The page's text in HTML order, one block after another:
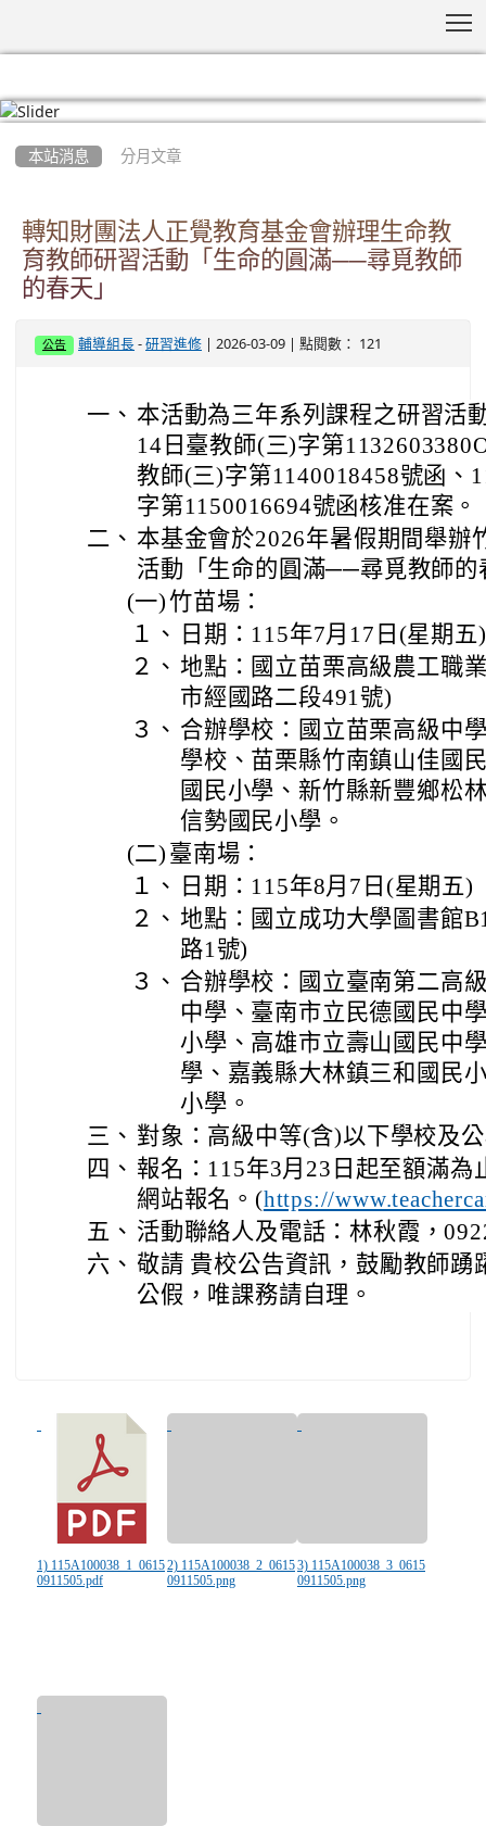
本站消息 分月文章
轉知財團法人正覺教育基金會辦理生命教
育教師研習活動「生命的圓滿──尋覓教師
的春天」
公告 輔導組長 -研習進修 | 2026-03-09 | 點閱數： 121
一、 本活動為三年系列課程之研習活
14日臺教師(三)字第
教師(三)字第1140018458號函、
字第1150016694號函核准在案。
二、 本基金會於2026年暑假期間舉辦
活動「生命的圓滿──尋覓教師的
(一)竹苗場：
１、
日期：115年7月17日(星期五)
２、 地點：國立苗栗高級農工職
市經國路二段491號)
３、 合辦學校：國立苗栗高級中
學校、苗栗縣竹南鎮山佳國
國民小學、新竹縣新豐鄉松
信勢國民小學。
(二) 臺南場：
１、
日期：115年8月7日(星期五)
２、 地點：國立成功大學圖書館
路1號)
３、 合辦學校：國立臺南第二高
中學、臺南市立民德國民中
小學、高雄市立壽山國民中
學、嘉義縣大林鎮三和國民
小學。
三、 對象：高級中等(含)以下學校及
四、 報名：115年3月23日起至額滿為
網站報名。(https://
五、 活動聯絡人及電話：林秋霞，
六、 敬請 貴校公告資訊，鼓勵教師踴
公假，唯課務請自理。
1) 115A100038_1_0615
0911505.pdf
2) 115A100038_2_0615
0911505.png
3) 115A100038_3_0615
0911505.png